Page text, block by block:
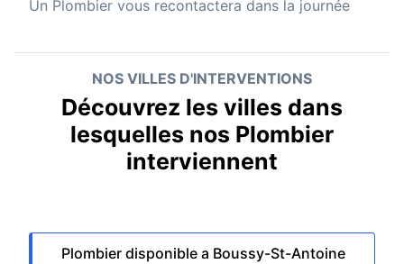
Un Plombier vous recontactera dans la journée
NOS VILLES D'INTERVENTIONS
Découvrez les villes dans
lesquelles nos Plombier
interviennent
Plombier disponible a Boussy-St-Antoine